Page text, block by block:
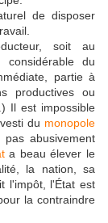
de disposer
soit au
du
partie à
productives ou
Il est impossible
du monopole
abusivement
a beau élever le
la nation, sa
l'impôt, l'État est
la contraindre